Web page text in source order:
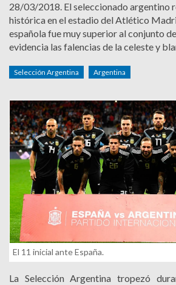
28/03/2018. El seleccionado argentino
histórica en el estadio del Atlético
española fue muy superior al conjunto
evidencia las falencias de la celeste y
Selección Argentina Argentina
El 11 inicial ante España.
La Selección Argentina tropezó